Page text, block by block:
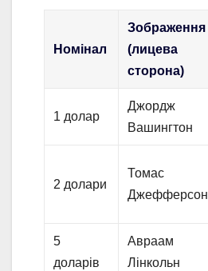
Номінал
Зображення
(лицева
сторона)
1 долар
Джордж
Вашингтон
2 долари
Томас
Джефферсон
5
доларів
Авраам
Лінкольн